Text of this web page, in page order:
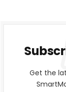
Get the